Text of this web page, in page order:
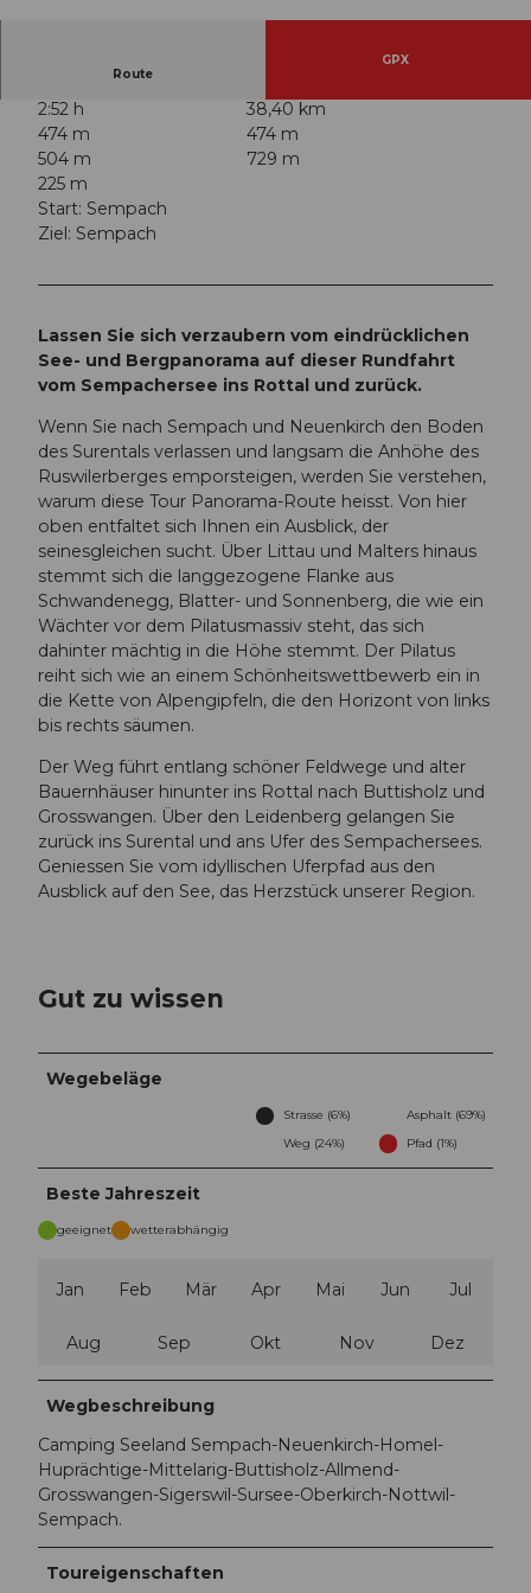
i
c
h
t
a
u
d
n
S
e
Route
GPX
2:52 h
38,40 km
474 m
474 m
504 m
729 m
225 m
Start: Sempach
Ziel: Sempach
Lassen Sie sich verzaubern vom eindrücklichen
See- und Bergpanorama auf dieser Rundfahrt
vom Sempachersee ins Rottal und zurück.
Wenn Sie nach Sempach und Neuenkirch den Boden
des Surentals verlassen und langsam die Anhöhe des
Ruswilerberges emporsteigen, werden Sie verstehen,
warum diese Tour Panorama-Route heisst. Von hier
oben entfaltet sich Ihnen ein Ausblick, der
seinesgleichen sucht. Über Littau und Malters hinaus
stemmt sich die langgezogene Flanke aus
Schwandenegg, Blatter- und Sonnenberg, die wie ein
Wächter vor dem Pilatusmassiv steht, das sich
dahinter mächtig in die Höhe stemmt. Der Pilatus
reiht sich wie an einem Schönheitswettbewerb ein in
die Kette von Alpengipfeln, die den Horizont von links
bis rechts säumen.
Der Weg führt entlang schöner Feldwege und alter
Bauernhäuser hinunter ins Rottal nach Buttisholz und
Grosswangen. Über den Leidenberg gelangen Sie
zurück ins Surental und ans Ufer des Sempachersees.
Geniessen Sie vom idyllischen Uferpfad aus den
Ausblick auf den See, das Herzstück unserer Region.
Gut zu wissen
Wegebeläge
Strasse (6%)
Asphalt (69%)
Weg (24%)
Pfad (1%)
Beste Jahreszeit
geeignet wetterabhängig
Jan Feb Mär Apr Mai Jun Jul
Aug Sep Okt Nov Dez
Wegbeschreibung
Camping Seeland Sempach-Neuenkirch-Homel-
Huprächtige-Mittelarig-Buttisholz-Allmend-
Grosswangen-Sigerswil-Sursee-Oberkirch-Nottwil-
Sempach.
Toureigenschaften